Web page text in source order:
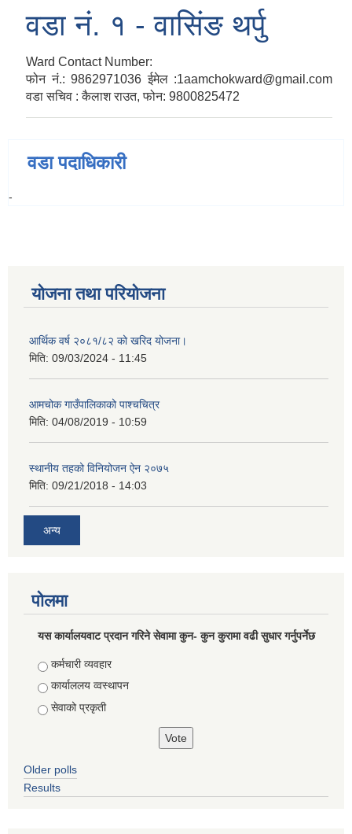
वडा नं. १ - वासिंङ थर्पु
Ward Contact Number:
फोन नं.: 9862971036 ईमेल :1aamchokward@gmail.com
वडा सचिव : कैलाश राउत, फोन: 9800825472
वडा पदाधिकारी
-
योजना तथा परियोजना
आर्थिक वर्ष २०८१/८२ को खरिद योजना।
मिति: 09/03/2024 - 11:45
आमचोक गाउँपालिकाको पाश्चचित्र
मिति: 04/08/2019 - 10:59
स्थानीय तहको विनियोजन ऐन २०७५
मिति: 09/21/2018 - 14:03
अन्य
पोलमा
यस कार्यालयवाट प्रदान गरिने सेवामा कुन- कुन कुरामा वढी सुधार गर्नुपर्नेछ
Choices
कर्मचारी व्यवहार
कार्याललय व्वस्थापन
सेवाको प्रकृती
Older polls
Results